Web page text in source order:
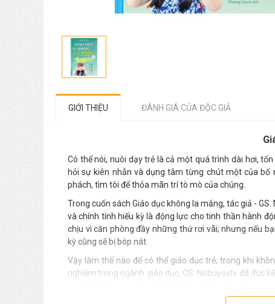
GIỚI THIỆU ĐÁNH GIÁ CỦA ĐỘC GIẢ
Có thể nói, nuôi dạy trẻ là cả một quá trình dài hơi,
hỏi sự kiên nhẫn và dụng tâm từng chút một của bố
phách, tìm tòi để thỏa mãn trí tò mò của chúng.
Trong cuốn sách Giáo dục không la mắng, tác giả -
và chính tính hiếu kỳ là động lực cho tinh thần hành
chịu vì căn phòng đầy những thứ rơi vãi; nhưng nếu
kỳ cũng sẽ bị bóp nát.
Vậy làm thế nào để có thể giáo dục trẻ, trong khi
nghiệm trong ngành giáo dục, GS. Nobuyoshi đã đúc